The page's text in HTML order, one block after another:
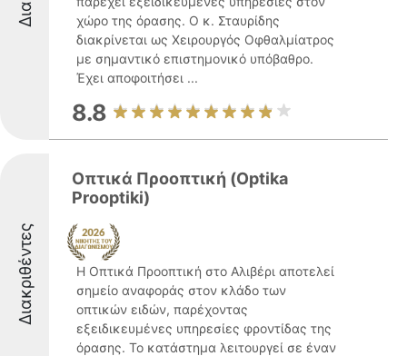
χώρο της όρασης. Ο κ. Σταυρίδης
διακρίνεται ως Χειρουργός Οφθαλμίατρος
με σημαντικό επιστημονικό υπόβαθρο.
Έχει αποφοιτήσει ...
8.8
Διακριθέντες
Οπτικά Προοπτική (Optika
Prooptiki)
Η Οπτικά Προοπτική στο Αλιβέρι αποτελεί
σημείο αναφοράς στον κλάδο των
οπτικών ειδών, παρέχοντας
εξειδικευμένες υπηρεσίες φροντίδας της
όρασης. Το κατάστημα λειτουργεί σε έναν